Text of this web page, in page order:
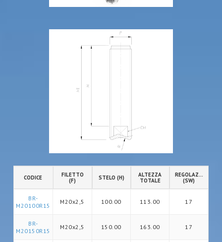
CODICE
FILETTO
(F)
STELO (H)
ALTEZZA
TOTALE
REGOLAZIONE
(SW)
BR-
M20100R15
M20x2,5 100.00 113.00 17
BR-
M20150R15
M20x2,5 150.00 163.00 17